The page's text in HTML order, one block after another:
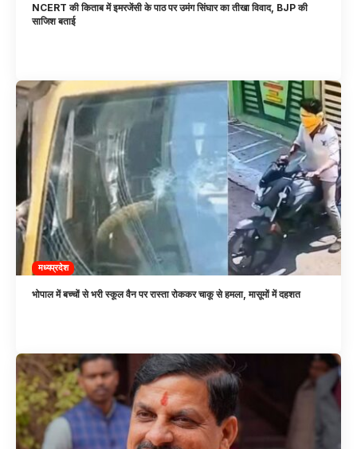
NCERT की किताब में इमरजेंसी के पाठ पर उमंग सिंघार का तीखा विवाद, BJP की
साजिश बताई
मध्यप्रदेश
भोपाल में बच्चों से भरी स्कूल वैन पर रास्ता रोककर चाकू से हमला, मासूमों में दहशत